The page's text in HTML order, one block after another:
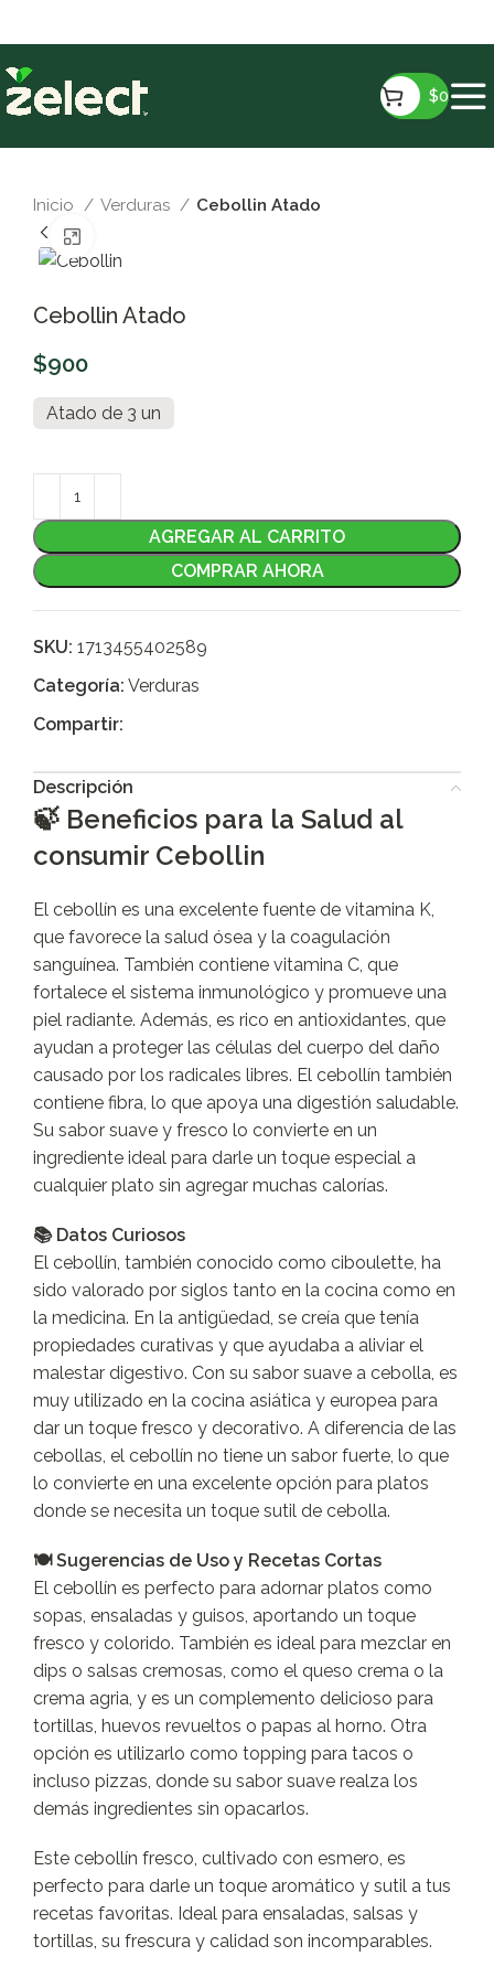
$0
Inicio Verduras Cebollin Atado
Cebollin Atado
$900
Atado de 3 un
AGREGAR AL CARRITO
COMPRAR AHORA
SKU: 1713455402589
Categoría: Verduras
Compartir:
Descripción
🍃 Beneficios para la Salud al
consumir Cebollin
El cebollín es una excelente fuente de vitamina K,
que favorece la salud ósea y la coagulación
sanguínea. También contiene vitamina C, que
fortalece el sistema inmunológico y promueve una
piel radiante. Además, es rico en antioxidantes, que
ayudan a proteger las células del cuerpo del daño
causado por los radicales libres. El cebollín también
contiene fibra, lo que apoya una digestión saludable.
Su sabor suave y fresco lo convierte en un
ingrediente ideal para darle un toque especial a
cualquier plato sin agregar muchas calorías.
📚 Datos Curiosos
El cebollín, también conocido como ciboulette, ha
sido valorado por siglos tanto en la cocina como en
la medicina. En la antigüedad, se creía que tenía
propiedades curativas y que ayudaba a aliviar el
malestar digestivo. Con su sabor suave a cebolla, es
muy utilizado en la cocina asiática y europea para
dar un toque fresco y decorativo. A diferencia de las
cebollas, el cebollín no tiene un sabor fuerte, lo que
lo convierte en una excelente opción para platos
donde se necesita un toque sutil de cebolla.
🍽️ Sugerencias de Uso y Recetas Cortas
El cebollín es perfecto para adornar platos como
sopas, ensaladas y guisos, aportando un toque
fresco y colorido. También es ideal para mezclar en
dips o salsas cremosas, como el queso crema o la
crema agria, y es un complemento delicioso para
tortillas, huevos revueltos o papas al horno. Otra
opción es utilizarlo como topping para tacos o
incluso pizzas, donde su sabor suave realza los
demás ingredientes sin opacarlos.
Este cebollín fresco, cultivado con esmero, es
perfecto para darle un toque aromático y sutil a tus
recetas favoritas. Ideal para ensaladas, salsas y
tortillas, su frescura y calidad son incomparables.